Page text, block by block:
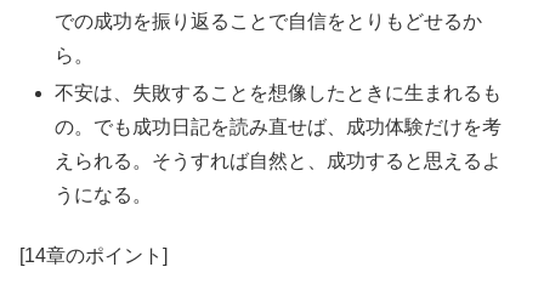
での成功を振り返ることで自信をとりもどせるか
ら。
不安は、失敗することを想像したときに生まれるも
の。でも成功日記を読み直せば、成功体験だけを考
えられる。そうすれば自然と、成功すると思えるよ
うになる。
[14章のポイント]